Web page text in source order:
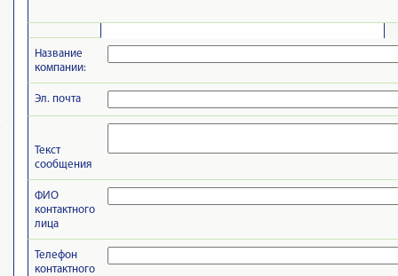
Название
компании:
Эл. почта
Текст
сообщения
ФИО
контактного
лица
Телефон
контактного